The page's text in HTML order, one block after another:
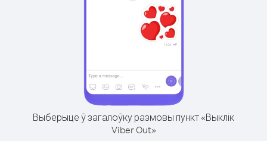
Выберыце ў загалоўку размовы пункт «Выклік
Viber Out»